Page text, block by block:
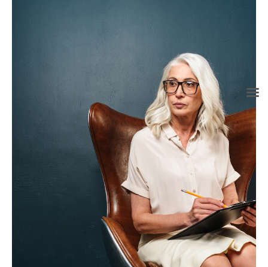
Lunes a viernes de 8:00 a.m. a 6:00 p.m.